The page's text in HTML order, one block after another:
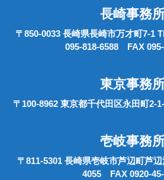
長崎事務
〒850-0033 長崎県長崎市万才町7-1
095-818-6588 FAX
東京事務
〒100-8962 東京都千代田区永田町2-
壱岐事務
〒811-5301 長崎県壱岐市芦辺町芦
4055 FAX 0920-